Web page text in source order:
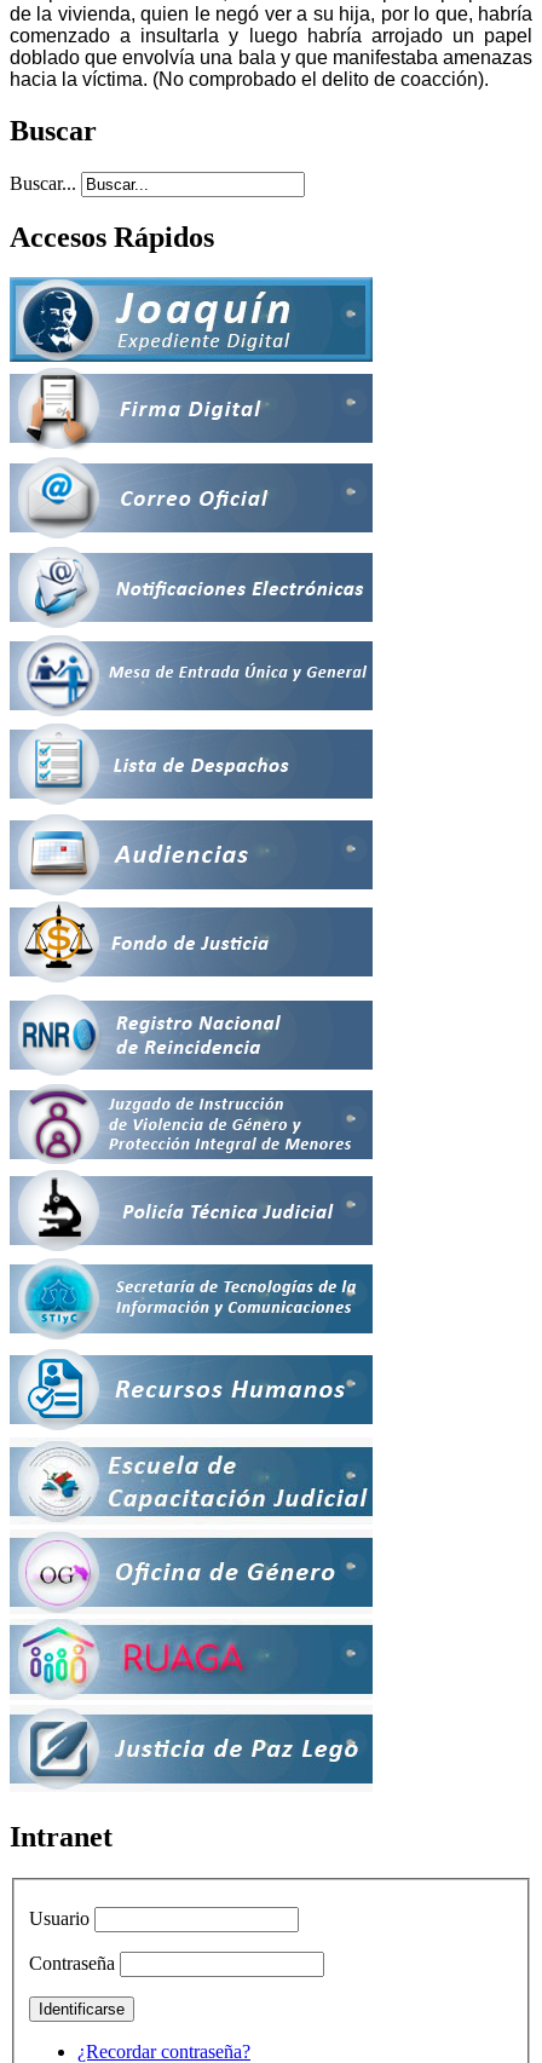
de la vivienda, quien le negó ver a su hija, por lo que, habría
comenzado a insultarla y luego habría arrojado un papel
doblado que envolvía una bala y que manifestaba amenazas
hacia la víctima. (No comprobado el delito de coacción).
Buscar
Buscar...
Accesos Rápidos
Intranet
Usuario
Contraseña
¿Recordar contraseña?